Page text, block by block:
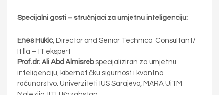
Specijalni gosti – stručnjaci za umjetnu inteligenciju:
Enes Hukic, Director and Senior Technical Consultant/
Itilla – IT ekspert
Prof.dr. Ali Abd Almisrebspecijaliziran za umjetnu
inteligenciju, kibernetičku sigurnost i kvantno
računarstvo. Univerziteti IUS Sarajevo, MARA UiTM